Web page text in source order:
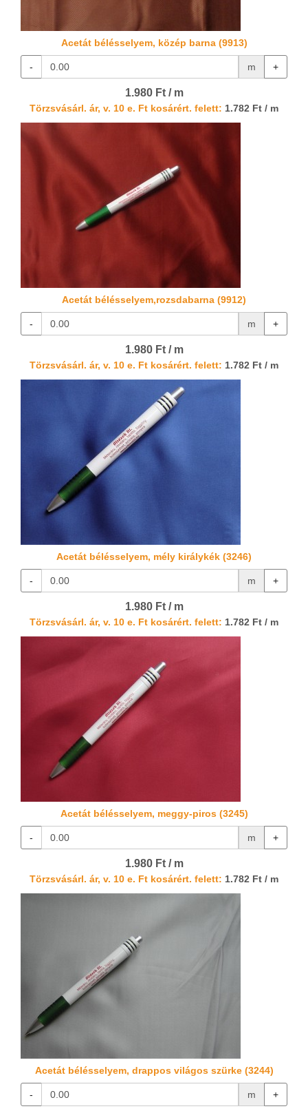
Acetát bélésselyem, közép barna (9913)
- m +
1.980 Ft / m
Törzsvásárl. ár, v. 10 e. Ft kosárért. felett: 1.782 Ft / m
Acetát bélésselyem,rozsdabarna (9912)
- m +
1.980 Ft / m
Törzsvásárl. ár, v. 10 e. Ft kosárért. felett: 1.782 Ft / m
Acetát bélésselyem, mély királykék (3246)
- m +
1.980 Ft / m
Törzsvásárl. ár, v. 10 e. Ft kosárért. felett: 1.782 Ft / m
Acetát bélésselyem, meggy-piros (3245)
- m +
1.980 Ft / m
Törzsvásárl. ár, v. 10 e. Ft kosárért. felett: 1.782 Ft / m
Acetát bélésselyem, drappos világos szürke (3244)
- m +